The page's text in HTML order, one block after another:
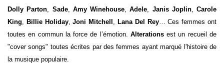
Dolly Parton, Sade, Amy Winehouse,Adele, Janis Joplin, Carole
King, Billie Holiday,Joni Mitchell , Lana Del Rey… Ces femmes ont
toutes en commun la force de l’émotion. Alterationsest un recueil de
"cover songs" toutes écrites par des femmes ayant marqué l'histoire de
la musique populaire.